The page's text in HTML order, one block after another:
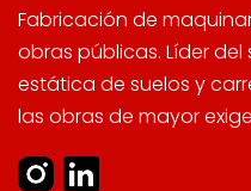
Fabricación de
obras públicas. Líder
estática de suelos y
las obras de mayor